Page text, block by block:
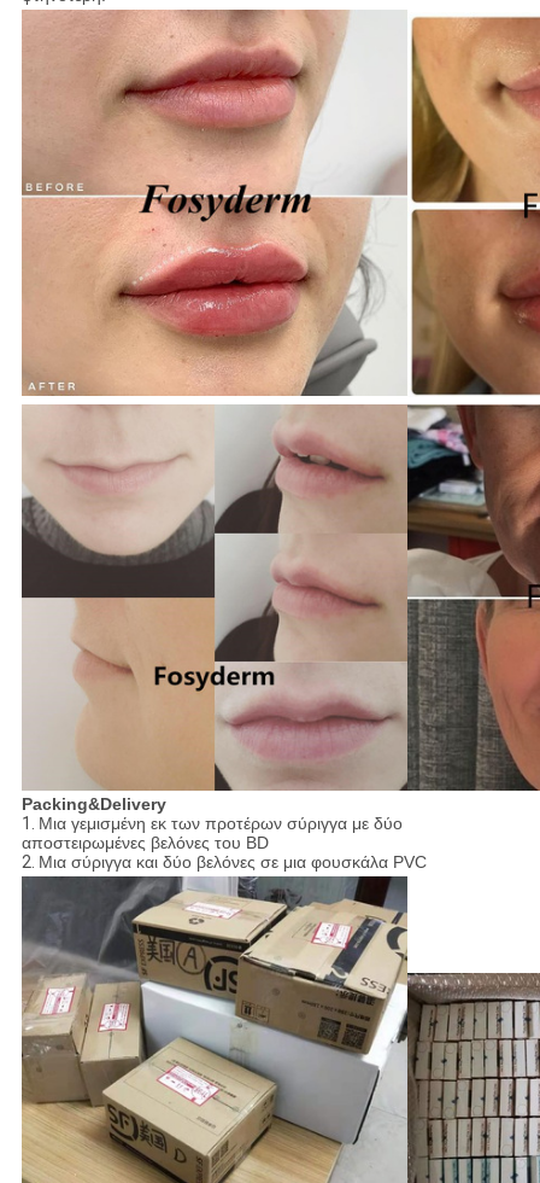
Packing&Delivery
1. Μια γεμισμένη εκ των προτέρων σύριγγα με δύο
αποστειρωμένες βελόνες του BD
2. Μια σύριγγα και δύο βελόνες σε μια φουσκάλα PVC